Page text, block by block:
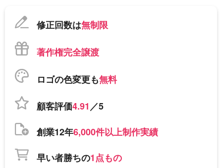
修正回数は無制限
著作権完全譲渡
ロゴの色変更も無料
顧客評価4.91／5
創業12年6,000件以上制作実績
早い者勝ちの1点もの